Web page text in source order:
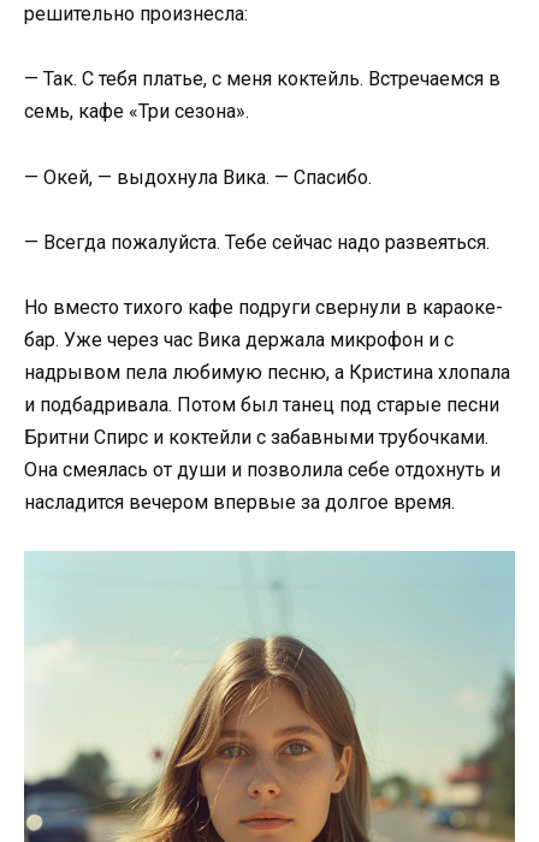
решительно произнесла:
— Так. С тебя платье, с меня коктейль. Встречаемся в
семь, кафе «Три сезона».
— Окей, — выдохнула Вика. — Спасибо.
— Всегда пожалуйста. Тебе сейчас надо развеяться.
Но вместо тихого кафе подруги свернули в караоке-
бар. Уже через час Вика держала микрофон и с
надрывом пела любимую песню, а Кристина хлопала
и подбадривала. Потом был танец под старые песни
Бритни Спирс и коктейли с забавными трубочками.
Она смеялась от души и позволила себе отдохнуть и
насладится вечером впервые за долгое время.